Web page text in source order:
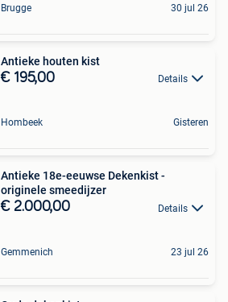
Brugge 30 jul 26
Antieke houten kist
€ 195,00 Details
Hombeek Gisteren
Antieke 18e-eeuwse Dekenkist -
originele smeedijzer
€ 2.000,00 Details
Gemmenich 23 jul 26